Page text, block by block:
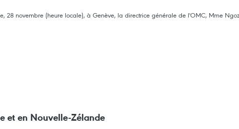
28 novembre (heure locale), à Genève, la directrice générale de l'OMC, Mme
et en Nouvelle-Zélande